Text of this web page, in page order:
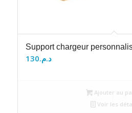
Support chargeur
د.م.130
Ajouter au
Voir les